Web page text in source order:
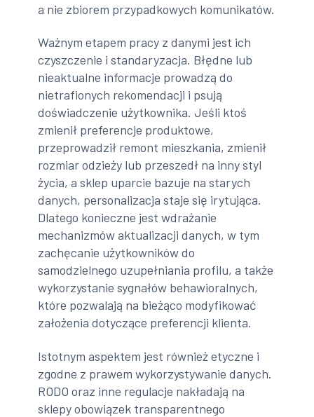
a nie zbiorem przypadkowych komunikatów.
Ważnym etapem pracy z danymi jest ich
czyszczenie i standaryzacja. Błędne lub
nieaktualne informacje prowadzą do
nietrafionych rekomendacji i psują
doświadczenie użytkownika. Jeśli ktoś
zmienił preferencje produktowe,
przeprowadził remont mieszkania, zmienił
rozmiar odzieży lub przeszedł na inny styl
życia, a sklep uparcie bazuje na starych
danych, personalizacja staje się irytująca.
Dlatego konieczne jest wdrażanie
mechanizmów aktualizacji danych, w tym
zachęcanie użytkowników do
samodzielnego uzupełniania profilu, a także
wykorzystanie sygnałów behawioralnych,
które pozwalają na bieżąco modyfikować
założenia dotyczące preferencji klienta.
Istotnym aspektem jest również etyczne i
zgodne z prawem wykorzystywanie danych.
RODO oraz inne regulacje nakładają na
sklepy obowiązek transparentnego